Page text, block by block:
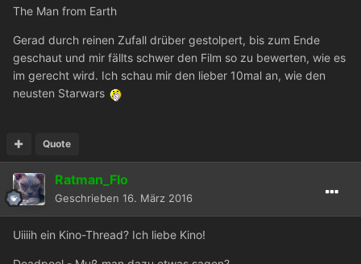
The Man from Earth
Gerad durch reinen Zufall drüber gestolpert, bis zum Ende
geschaut und mir fällts schwer den Film so zu bewerten, wie es
im gerecht wird. Ich schau mir den lieber 10mal an, wie den
neusten Starwars
Quote
Ratman_Flo
Geschrieben 16. März 2016
Uiiiih ein Kino-Thread? Ich liebe Kino!